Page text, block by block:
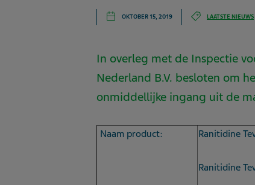
OKTOBER 15, 2019 LAATSTE NIEUWS
In overleg met de Inspectie
Nederland B.V. besloten om
onmiddellijke ingang uit de
Naam product: Ranitidine
Ranitidine